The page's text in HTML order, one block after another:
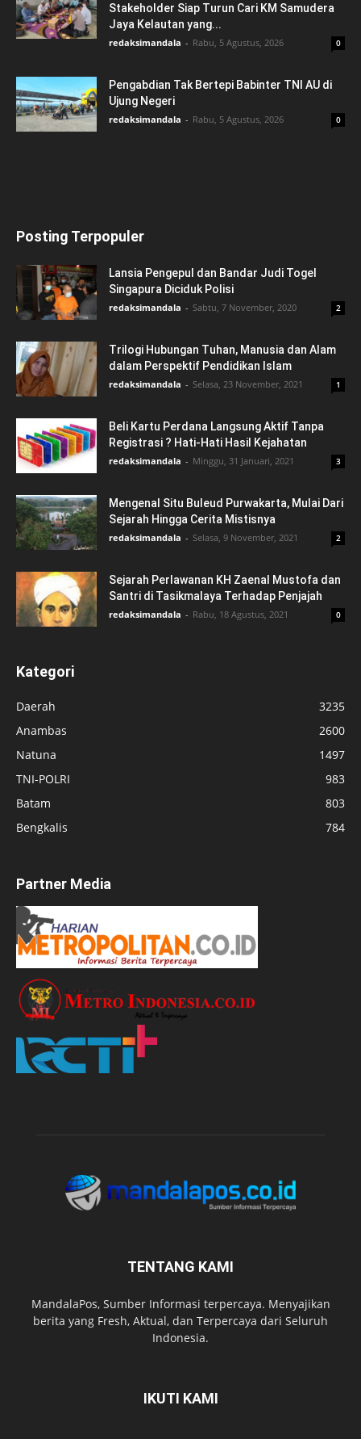
Stakeholder Siap Turun Cari KM Samudera
Jaya Kelautan yang...
redaksimandala - Rabu, 5 Agustus, 2026 0
Pengabdian Tak Bertepi Babinter TNI AU di
Ujung Negeri
redaksimandala - Rabu, 5 Agustus, 2026 0
Posting Terpopuler
Lansia Pengepul dan Bandar Judi Togel
Singapura Diciduk Polisi
redaksimandala - Sabtu, 7 November, 2020 2
Trilogi Hubungan Tuhan, Manusia dan Alam
dalam Perspektif Pendidikan Islam
redaksimandala - Selasa, 23 November, 2021 1
Beli Kartu Perdana Langsung Aktif Tanpa
Registrasi ? Hati-Hati Hasil Kejahatan
redaksimandala - Minggu, 31 Januari, 2021 3
Mengenal Situ Buleud Purwakarta, Mulai Dari
Sejarah Hingga Cerita Mistisnya
redaksimandala - Selasa, 9 November, 2021 2
Sejarah Perlawanan KH Zaenal Mustofa dan
Santri di Tasikmalaya Terhadap Penjajah
redaksimandala - Rabu, 18 Agustus, 2021 0
Kategori
Daerah
3235
Anambas
2600
Natuna
1497
TNI-POLRI
983
Batam
803
Bengkalis
784
Partner Media
TENTANG KAMI
MandalaPos, Sumber Informasi terpercaya. Menyajikan
berita yang Fresh, Aktual, dan Terpercaya dari Seluruh
Indonesia.
IKUTI KAMI